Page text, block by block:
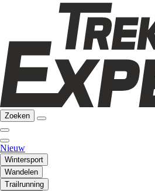
Zoeken
Nieuw
Wintersport
Wandelen
Trailrunning